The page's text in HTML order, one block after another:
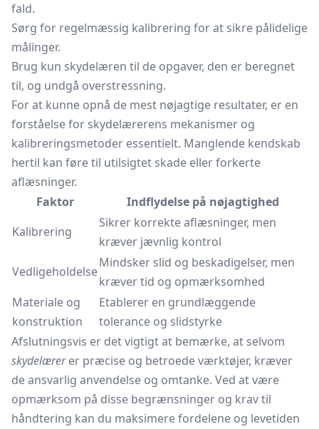
fald.
Sørg for regelmæssig kalibrering for at sikre pålidelige
målinger.
Brug kun skydelæren til de opgaver, den er beregnet
til, og undgå overstressning.
For at kunne opnå de mest nøjagtige resultater, er en
forståelse for skydelærerens mekanismer og
kalibreringsmetoder essentielt. Manglende kendskab
hertil kan føre til utilsigtet skade eller forkerte
aflæsninger.
Faktor
Indflydelse på nøjagtighed
Kalibrering
Sikrer korrekte aflæsninger, men
kræver jævnlig kontrol
Vedligeholdelse
Mindsker slid og beskadigelser, men
kræver tid og opmærksomhed
Materiale og
konstruktion
Etablerer en grundlæggende
tolerance og slidstyrke
Afslutningsvis er det vigtigt at bemærke, at selvom
skydelærerer præcise og betroede værktøjer, kræver
de ansvarlig anvendelse og omtanke. Ved at være
opmærksom på disse begrænsninger og krav til
håndtering kan du maksimere fordelene og levetiden